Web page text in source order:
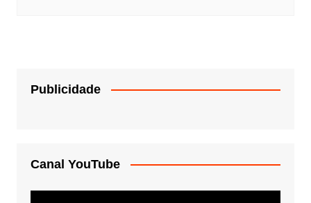
Publicidade
Canal YouTube